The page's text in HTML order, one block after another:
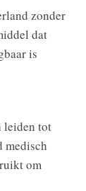
zonder
dat
is
leiden tot
medisch
om